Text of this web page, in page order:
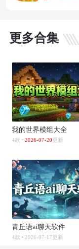
更多合集
我的世界模组大全
4款 2026-07-20 更新
青丘语ai聊天软件
4款 2026-07-17更新